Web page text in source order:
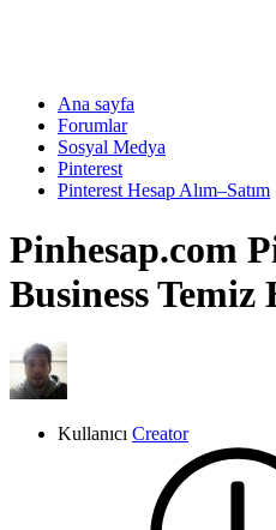
Ana sayfa
Forumlar
Sosyal Medya
Pinterest
Pinterest Hesap Alım–Satım
Pinhesap.com
Business Temiz
Kullanıcı Creator